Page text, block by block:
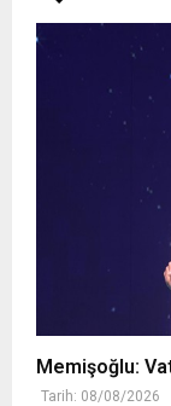
Memişoğlu:
Tarih: 08/08/2026